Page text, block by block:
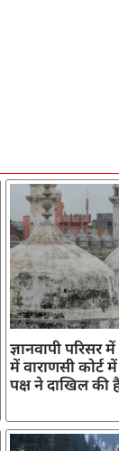
ज्ञानवापी परिसर
में वाराणसी कोर्ट
पक्ष ने दाखिल की